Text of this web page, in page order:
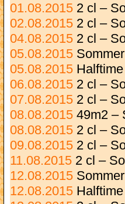
01.08.2015 2 cl –
02.08.2015 2 cl –
04.08.2015 2 cl –
05.08.2015
05.08.2015
06.08.2015 2 cl –
07.08.2015 2 cl –
08.08.2015 49m2 –
08.08.2015 2 cl –
09.08.2015 2 cl –
11.08.2015 2 cl –
12.08.2015
12.08.2015